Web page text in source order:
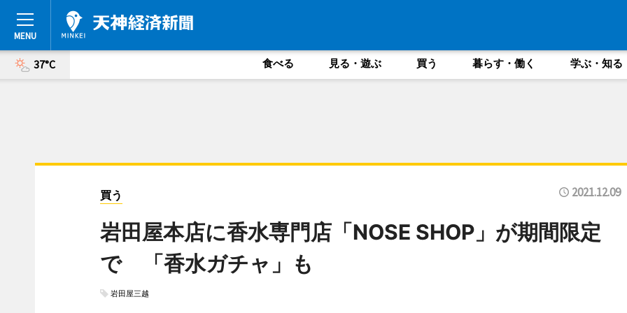
37°C 食べる 見る・遊ぶ 買う 暮らす・働く 学ぶ・知る
買う 2021.12.09
岩田屋本店に香水専門店「NOSE SHOP」が期間限定
で 「香水ガチャ」も
岩田屋三越